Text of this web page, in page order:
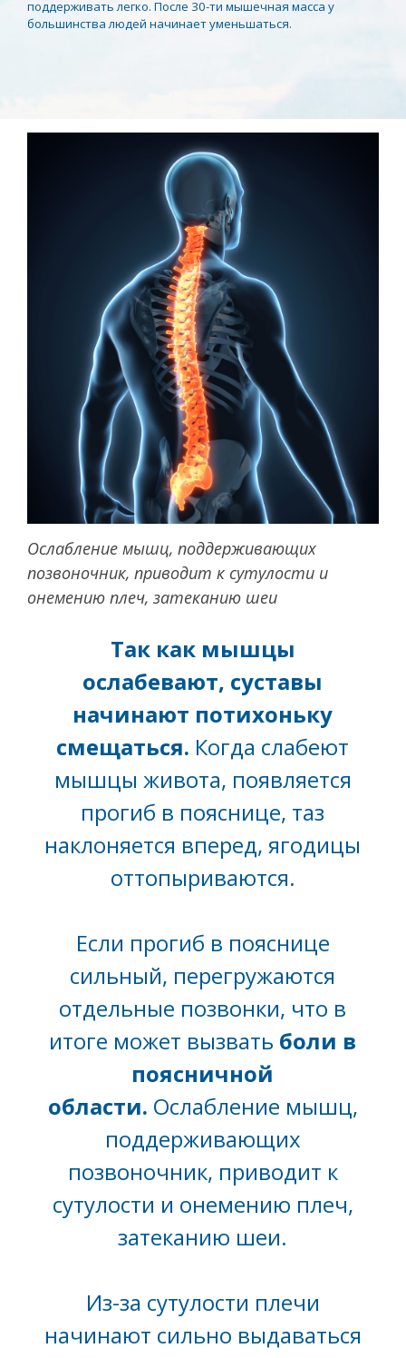
поддерживать легко. После 30-ти мышечная масса у
большинства людей начинает уменьшаться.
Ослабление мышц, поддерживающих
позвоночник, приводит к сутулости и
онемению плеч, затеканию шеи
Так как мышцы
ослабевают, суставы
начинают потихоньку
смещаться. Когда слабеют
мышцы живота, появляется
прогиб в пояснице, таз
наклоняется вперед, ягодицы
оттопыриваются.
Если прогиб в пояснице
сильный, перегружаются
отдельные позвонки, что в
итоге может вызвать боли в
поясничной
области. Ослабление мышц,
поддерживающих
позвоночник, приводит к
сутулости и онемению плеч,
затеканию шеи.
Из-за сутулости плечи
начинают сильно выдаваться